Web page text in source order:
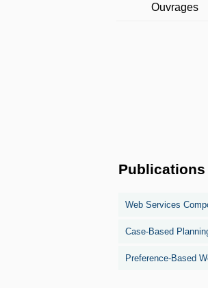
Ouvrages
Publications
Web Services
Case-Based
Preference-Based